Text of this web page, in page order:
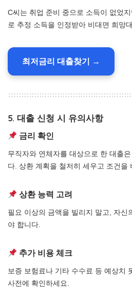
C씨는 취업 준비 중으로 소득이 없었
로 추정 소득을 인정받아 비대면 희망
최저금리 대출찾기 →
5. 대출 신청 시 유의사항
금리 확인
무직자와 연체자를 대상으로 한 대출
다. 상환 계획을 철저히 세우고 조건을
상환 능력 고려
필요 이상의 금액을 빌리지 말고, 자신
야 합니다.
추가 비용 체크
보증 보험료나 기타 수수료 등 예상치
사전에 확인하세요.